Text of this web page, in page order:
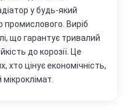
у будь-який
промислового. Виріб
що гарантує тривалий
до корозії. Це
хто цінує економічність,